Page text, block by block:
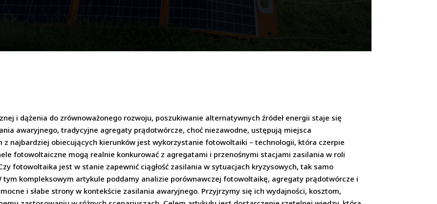
i dążenia do zrównoważonego rozwoju, poszukiwanie alternatywnych źródeł energii staje się
awaryjnego, tradycyjne agregaty prądotwórcze, choć niezawodne, ustępują miejsca
z najbardziej obiecujących kierunków jest wykorzystanie fotowoltaiki – technologii, która czerpie
fotowoltaiczne mogą realnie konkurować z agregatami i przenośnymi stacjami zasilania w roli
fotowoltaika jest w stanie zapewnić ciągłość zasilania w sytuacjach kryzysowych, tak samo
tym kompleksowym artykule poddamy analizie porównawczej fotowoltaikę, agregaty prądotwórcze i
i słabe strony w kontekście zasilania awaryjnego. Przyjrzymy się ich wydajności, kosztom,